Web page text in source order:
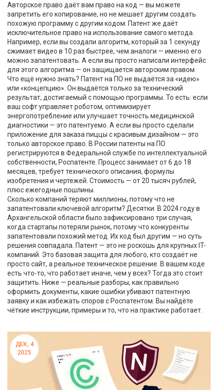
Авторское право даёт вам право на код — вы можете
запретить его копирование, но не мешает другим создать
похожую программу с другим кодом. Патент же даёт
исключительное право на использование самого метода.
Например, если вы создали алгоритм, который за 1 секунду
сжимает видео в 10 раз быстрее, чем аналоги — именно его
можно запатентовать. А если вы просто написали интерфейс
для этого алгоритма — он защищается авторским правом.
Что ещё нужно знать? Патент на ПО не выдаётся за «идею»
или «концепцию». Он выдаётся только за технический
результат, достигаемый с помощью программы. То есть: если
ваш софт управляет роботом, оптимизирует
энергопотребление или улучшает точность медицинской
диагностики — это патентуемо. А если вы просто сделали
приложение для заказа пиццы с красивым дизайном — это
только авторское право. В России патенты на ПО
регистрируются в Федеральной службе по интеллектуальной
собственности, Роспатенте . Процесс занимает от 6 до 18
месяцев, требует технического описания, формулы
изобретения и чертежей. Стоимость — от 20 тысяч рублей,
плюс ежегодные пошлины.
Сколько компаний теряют миллионы, потому что не
запатентовали ключевой алгоритм? Десятки. В 2024 году в
Архангельской области было зафиксировано три случая,
когда стартапы потеряли рынок, потому что конкуренты
запатентовали похожий метод. Их код был другим — но суть
решения совпадала. Патент — это не роскошь для крупных IT-
компаний. Это базовая защита для любого, кто создаёт не
просто сайт, а реальное техническое решение. В вашем коде
есть что-то, что работает иначе, чем у всех? Тогда это стоит
защитить. Ниже — реальные разборы, как правильно
оформить документы, какие ошибки убивают патентную
заявку и как избежать споров с Роспатентом. Вы найдёте
чёткие инструкции, примеры и то, что на практике работает.
ДЕК, 4
2025